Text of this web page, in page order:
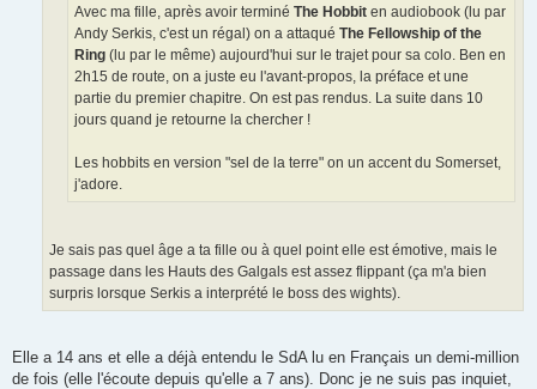
Avec ma fille, après avoir terminé The Hobbit en audiobook (lu par
Andy Serkis, c'est un régal) on a attaqué The Fellowship of the
Ring (lu par le même) aujourd'hui sur le trajet pour sa colo. Ben en
2h15 de route, on a juste eu l'avant-propos, la préface et une
partie du premier chapitre. On est pas rendus. La suite dans 10
jours quand je retourne la chercher !
Les hobbits en version "sel de la terre" on un accent du Somerset,
j'adore.
Je sais pas quel âge a ta fille ou à quel point elle est émotive, mais le
passage dans les Hauts des Galgals est assez flippant (ça m'a bien
surpris lorsque Serkis a interprété le boss des wights).
Elle a 14 ans et elle a déjà entendu le SdA lu en Français un demi-million
de fois (elle l'écoute depuis qu'elle a 7 ans). Donc je ne suis pas inquiet,